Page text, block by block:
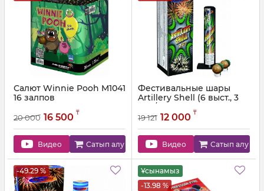
Салют Winnie Pooh M1041
16 залпов
20 000 16 500 ₸
Видео Сатып алу
Фестивальные шары
Artillery Shell (6 выст., 3
эф.)/GP2515 GP2515
Артикул: GP2515
19 121 12 000 ₸
Видео Сатып алу
-49.29 %
Ұсынамыз
-13.98 %